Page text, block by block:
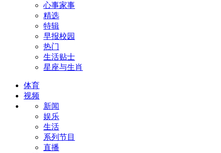
心事家事
精选
特辑
早报校园
热门
生活贴士
星座与生肖
体育
视频
新闻
娱乐
生活
系列节目
直播